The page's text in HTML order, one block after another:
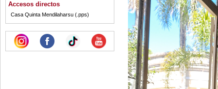
Accesos directos
Casa Quinta Mendilaharsu (.pps)